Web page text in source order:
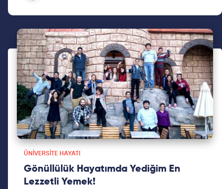
ÜNIVERSITE HAYATI
Gönüllülük Hayatımda Yediğim En
Lezzetli Yemek!